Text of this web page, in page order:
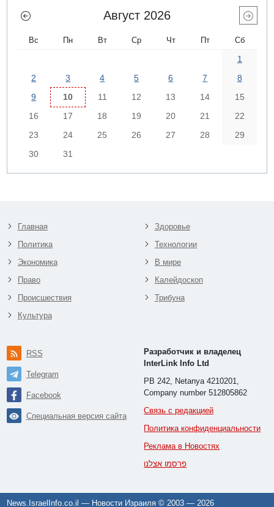
Август 2026
Вс Пн Вт Ср Чт Пт Сб
1
2
3 4 5 6 7
8
9
10 11 12 13 14
15
16
17 18 19 20 21
22
23
24 25 26 27 28
29
30
31
Главная
Политика
Экономика
Право
Происшествия
Культура
Здоровье
Технологии
В мире
Калейдоскоп
Трибуна
RSS
Telegram
Facebook
Специальная версия сайта
Разработчик и владелец
InterLink Info Ltd
PB 242, Netanya 4210201,
Company number 512805862
Связь с редакцией
Политика конфиденциальности
Реклама в Новостях
פרסמו אצלנו
News.IsraelInfo.co.il — Новости Израиля © 2003 —2026